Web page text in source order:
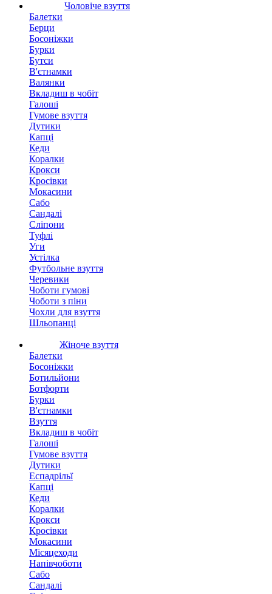
Чоловіче взуття
Балетки
Берци
Босоніжки
Бурки
Бутси
В'єтнамки
Валянки
Вкладиш в чобіт
Галоші
Гумове взуття
Дутики
Капці
Кеди
Коралки
Крокси
Кросівки
Мокасини
Сабо
Сандалі
Сліпони
Туфлі
Уги
Устілка
Футбольне взуття
Черевики
Чоботи гумові
Чоботи з піни
Чохли для взуття
Шльопанці
Жіноче взуття
Балетки
Босоніжки
Ботильйони
Ботфорти
Бурки
В'єтнамки
Взуття
Вкладиш в чобіт
Галоші
Гумове взуття
Дутики
Еспадрільї
Капці
Кеди
Коралки
Крокси
Кросівки
Мокасини
Місяцеходи
Напівчоботи
Сабо
Сандалі